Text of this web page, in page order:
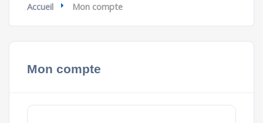
Accueil Mon compte
Mon compte